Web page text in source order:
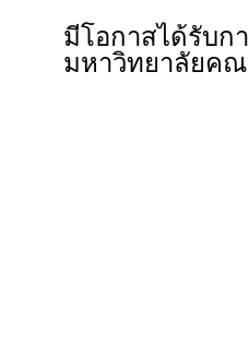
มีโอกาสได้รับก
มหาวิทยาลัยค